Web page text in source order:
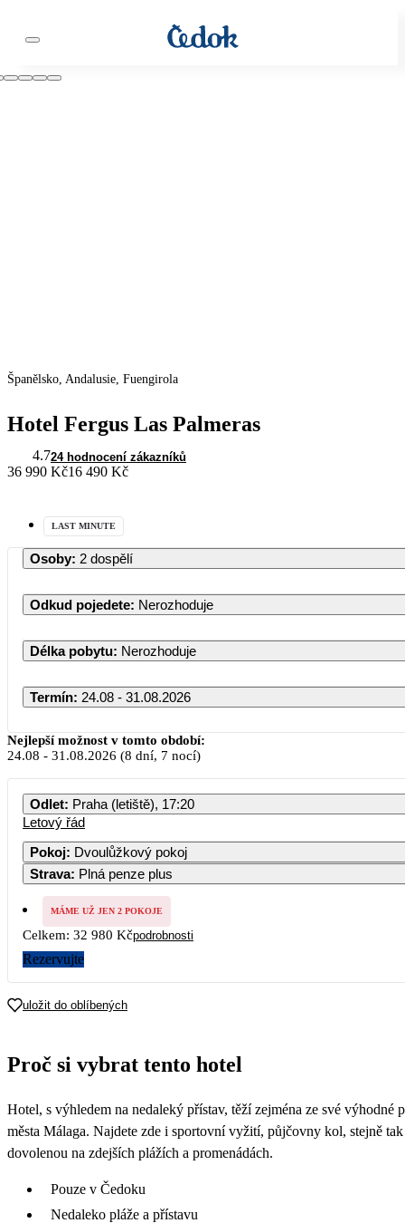
Španělsko, Andalusie, Fuengirola
Hotel Fergus Las Palmeras
4.724 hodnocení zákazníků
36 990 Kč16 490 Kč
LAST MINUTE
Osoby: 2 dospělí
Odkud pojedete: Nerozhoduje
Délka pobytu: Nerozhoduje
Termín: 24.08 - 31.08.2026
Nejlepší možnost v tomto období:
24.08 - 31.08.2026 (8 dní, 7 nocí)
Odlet: Praha (letiště), 17:20
Letový řád
Pokoj: Dvoulůžkový pokoj
Strava: Plná penze plus
MÁME UŽ JEN 2 POKOJE
Celkem: 32 980 Kčpodrobnosti
Rezervujte
uložit do oblíbených
Proč si vybrat tento hotel
Hotel, s výhledem na nedaleký přístav, těží zejména ze své
města Málaga. Najdete zde i sportovní vyžití, půjčovny kol, stejně
dovolenou na zdejších plážích a promenádách.
Pouze v Čedoku
Nedaleko pláže a přístavu